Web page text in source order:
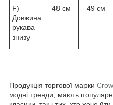
F)
Довжина
рукава
знизу
48 см 49 см
Продукція торгової марки
модні тренди, мають